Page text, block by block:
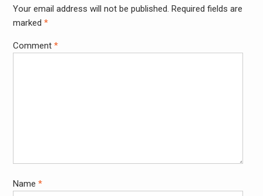
Your email address will not be published. Required fields are
marked *
Comment *
Name *